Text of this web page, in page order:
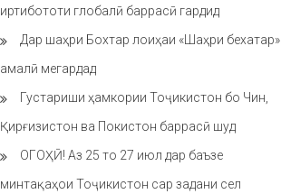
иртибототи глобалӣ баррасӣ гардид
Дар шаҳри Бохтар лоиҳаи «Шаҳри бехатар»
амалӣ мегардад
Густариши ҳамкории Тоҷикистон бо Чин,
Қирғизистон ва Покистон баррасӣ шуд
ОГОҲӢ! Аз 25 то 27 июл дар баъзе
минтақаҳои Тоҷикистон сар задани сел